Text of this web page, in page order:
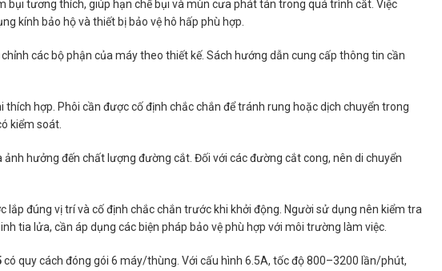
bụi tương thích, giúp hạn chế bụi và mùn cưa phát tán trong quá trình cắt. Việc
kính bảo hộ và thiết bị bảo vệ hô hấp phù hợp.
các bộ phận của máy theo thiết kế. Sách hướng dẫn cung cấp thông tin cần
thích hợp. Phôi cần được cố định chắc chắn để tránh rung hoặc dịch chuyển trong
kiểm soát.
hưởng đến chất lượng đường cắt. Đối với các đường cắt cong, nên di chuyển
lắp đúng vị trí và cố định chắc chắn trước khi khởi động. Người sử dụng nên kiểm tra
tia lửa, cần áp dụng các biện pháp bảo vệ phù hợp với môi trường làm việc.
có quy cách đóng gói 6 máy/thùng. Với cấu hình 6.5A, tốc độ 800–3200 lần/phút,